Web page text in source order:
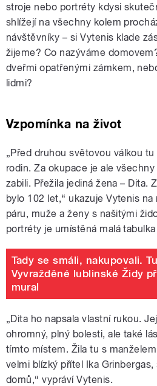
stroje nebo portréty kdysi
shlížejí na všechny kolem
návštěvníky – si Vytenis klade
žijeme? Co nazýváme
dveřmi opatřenými zámkem,
lidmi?
Vzpomínka na život
„Před druhou světovou válkou
rodin. Za okupace je ale
zabili. Přežila jediná žena – Dita.
bylo 102 let,“ ukazuje Vytenis
páru, muže a ženy s našitými
portréty je umístěná malá
Tady se smáli, nakupovali.
Vyvražděné lublinské Židy
mural
„Dita ho napsala vlastní rukou.
ohromný, plný bolesti, ale také
tímto místem. Žila tu s
velmi blízký přítel Ika
domů,“ vypráví Vytenis.